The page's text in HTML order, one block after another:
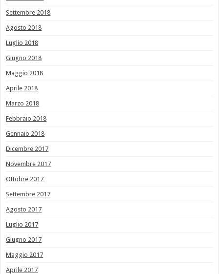
Settembre 2018
Agosto 2018
Luglio 2018
Giugno 2018
Maggio 2018
Aprile 2018
Marzo 2018
Febbraio 2018
Gennaio 2018
Dicembre 2017
Novembre 2017
Ottobre 2017
Settembre 2017
Agosto 2017
Luglio 2017
Giugno 2017
Maggio 2017
Aprile 2017